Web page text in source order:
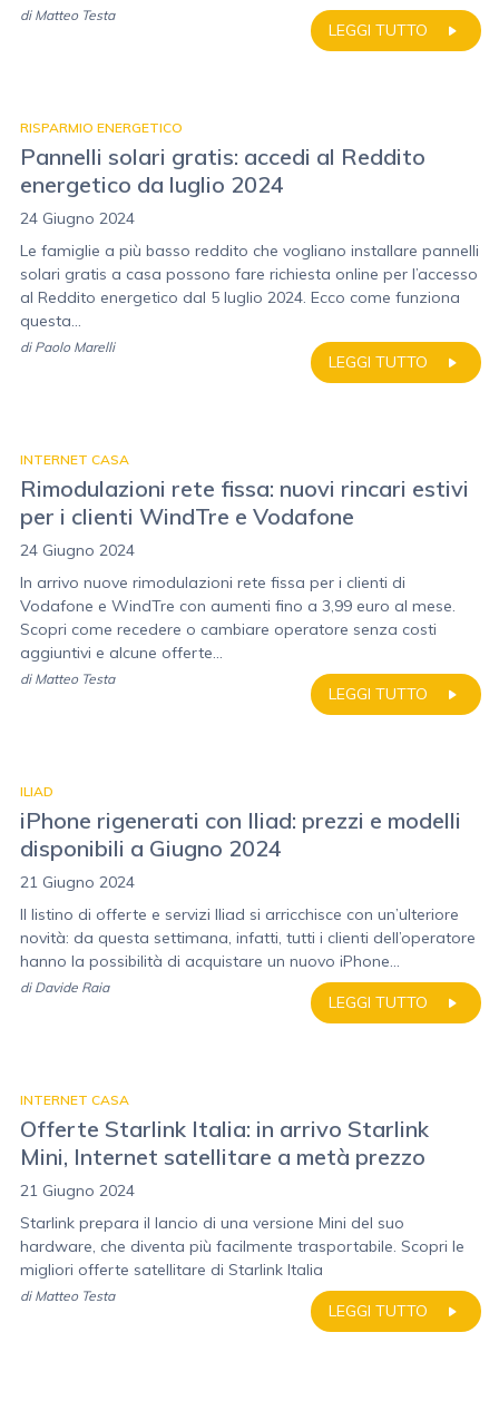
LEGGI TUTTO
di Matteo Testa
RISPARMIO ENERGETICO
Pannelli solari gratis: accedi al Reddito
energetico da luglio 2024
24 Giugno 2024
Le famiglie a più basso reddito che vogliano installare pannelli
solari gratis a casa possono fare richiesta online per l’accesso
al Reddito energetico dal 5 luglio 2024. Ecco come funziona
questa...
LEGGI TUTTO
di Paolo Marelli
INTERNET CASA
Rimodulazioni rete fissa: nuovi rincari estivi
per i clienti WindTre e Vodafone
24 Giugno 2024
In arrivo nuove rimodulazioni rete fissa per i clienti di
Vodafone e WindTre con aumenti fino a 3,99 euro al mese.
Scopri come recedere o cambiare operatore senza costi
aggiuntivi e alcune offerte...
LEGGI TUTTO
di Matteo Testa
ILIAD
iPhone rigenerati con Iliad: prezzi e modelli
disponibili a Giugno 2024
21 Giugno 2024
Il listino di offerte e servizi Iliad si arricchisce con un’ulteriore
novità: da questa settimana, infatti, tutti i clienti dell’operatore
hanno la possibilità di acquistare un nuovo iPhone...
LEGGI TUTTO
di Davide Raia
INTERNET CASA
Offerte Starlink Italia: in arrivo Starlink
Mini, Internet satellitare a metà prezzo
21 Giugno 2024
Starlink prepara il lancio di una versione Mini del suo
hardware, che diventa più facilmente trasportabile. Scopri le
migliori offerte satellitare di Starlink Italia
LEGGI TUTTO
di Matteo Testa